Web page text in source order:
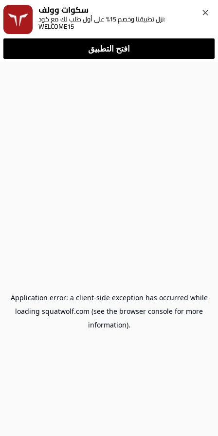
سكوات وولف
نزل تطبيقنا وخصم 15% على أول طلب لك مع كود:
WELCOME15
افتح التطبيق
Application error: a client-side exception has occurred while
loading squatwolf.com (see the browser console for more
information).